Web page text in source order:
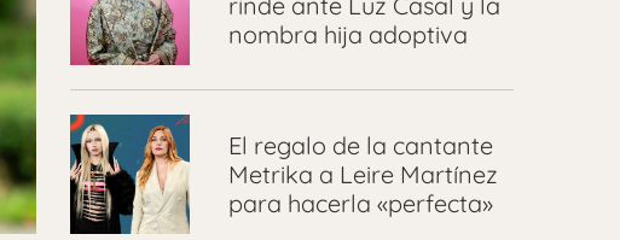
nombra hija adoptiva
El regalo de la cantante
Metrika a Leire Martínez
para hacerla «perfecta»